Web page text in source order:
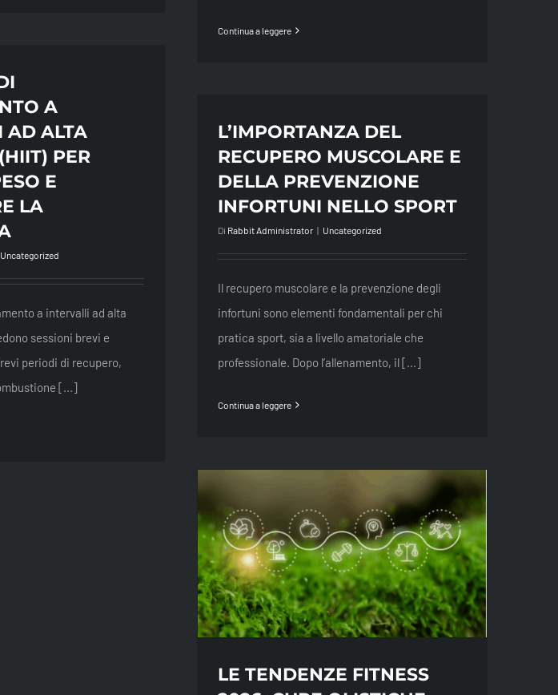
Continua a leggere
A
AD ALTA
PER
E
LA
Uncategorized
a intervalli ad alta
sessioni brevi e
periodi di recupero,
[...]
L’IMPORTANZA DEL
RECUPERO MUSCOLARE E
DELLA PREVENZIONE
INFORTUNI NELLO SPORT
Di Rabbit Administrator | Uncategorized
Il recupero muscolare e la prevenzione degli
infortuni sono elementi fondamentali per chi
pratica sport, sia a livello amatoriale che
professionale. Dopo l’allenamento, il [...]
Continua a leggere
LE TENDENZE FITNESS